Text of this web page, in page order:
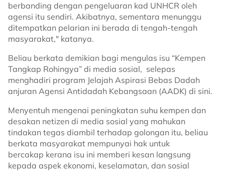
berbanding dengan pengeluaran kad UNHCR oleh
agensi itu sendiri. Akibatnya, sementara menunggu
ditempatkan pelarian ini berada di tengah-tengah
masyarakat," katanya.
Beliau berkata demikian bagi mengulas isu “Kempen
Tangkap Rohingya” di media sosial, selepas
menghadiri program Jelajah Aspirasi Bebas Dadah
anjuran Agensi Antidadah Kebangsaan (AADK) di sini.
Menyentuh mengenai peningkatan suhu kempen dan
desakan netizen di media sosial yang mahukan
tindakan tegas diambil terhadap golongan itu, beliau
berkata masyarakat mempunyai hak untuk
bercakap kerana isu ini memberi kesan langsung
kepada aspek ekonomi, keselamatan, dan sosial